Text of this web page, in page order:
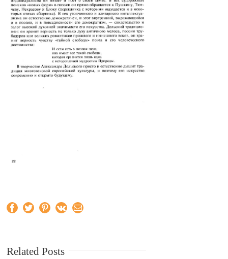
Facebook
TwitterPinterest
Vk Email
Related Posts